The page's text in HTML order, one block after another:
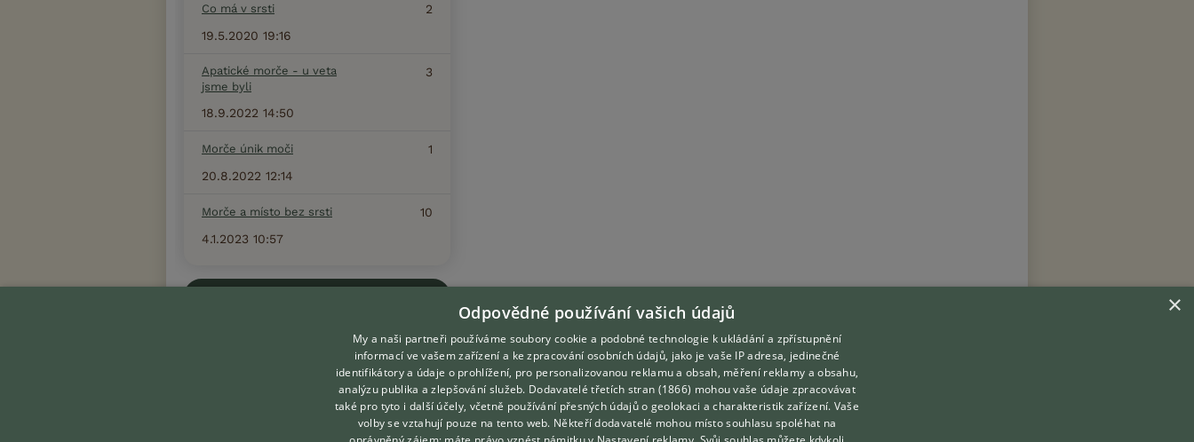
Co má v srsti
2
19.5.2020 19:16
Apatické morče - u veta
jsme byli
3
18.9.2022 14:50
Morče únik moči
1
20.8.2022 12:14
Morče a místo bez srsti
10
4.1.2023 10:57
KONTAKT DO REDAKCE
DOMOVSKÁ STRÁNKA
INZERCE
O nás
Kontakt
×
Odpovědné používání vašich údajů
My a naši partneři používáme soubory cookie a podobné technologie k ukládání a zpřístupnění
informací ve vašem zařízení a ke zpracování osobních údajů, jako je vaše IP adresa, jedinečné
identifikátory a údaje o prohlížení, pro personalizovanou reklamu a obsah, měření reklamy a obsahu,
analýzu publika a zlepšování služeb. Dodavatelé třetích stran (1866) mohou vaše údaje zpracovávat
také pro tyto i další účely, včetně používání přesných údajů o geolokaci a charakteristik zařízení. Vaše
volby se vztahují pouze na tento web. Někteří dodavatelé mohou místo souhlasu spoléhat na